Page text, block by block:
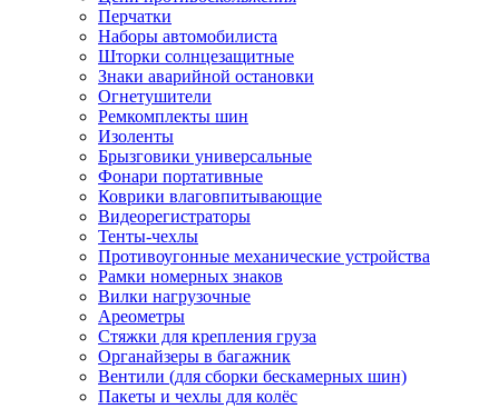
Перчатки
Наборы автомобилиста
Шторки солнцезащитные
Знаки аварийной остановки
Огнетушители
Ремкомплекты шин
Изоленты
Брызговики универсальные
Фонари портативные
Коврики влаговпитывающие
Видеорегистраторы
Тенты-чехлы
Противоугонные механические устройства
Рамки номерных знаков
Вилки нагрузочные
Ареометры
Стяжки для крепления груза
Органайзеры в багажник
Вентили (для сборки бескамерных шин)
Пакеты и чехлы для колёс